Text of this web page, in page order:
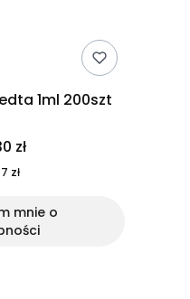
1ml 200szt
zł
zł
mnie o